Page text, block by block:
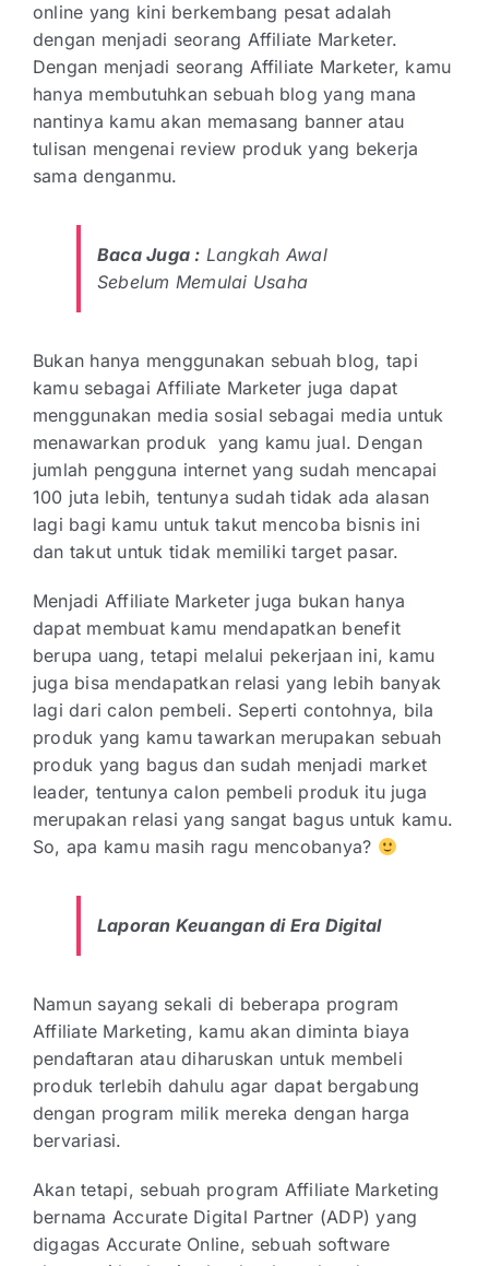
online yang kini berkembang pesat adalah
dengan menjadi seorang Affiliate Marketer.
Dengan menjadi seorang Affiliate Marketer, kamu
hanya membutuhkan sebuah blog yang mana
nantinya kamu akan memasang banner atau
tulisan mengenai review produk yang bekerja
sama denganmu.
Baca Juga : Langkah Awal
Sebelum Memulai Usaha
Bukan hanya menggunakan sebuah blog, tapi
kamu sebagai Affiliate Marketer juga dapat
menggunakan media sosial sebagai media untuk
menawarkan produk yang kamu jual. Dengan
jumlah pengguna internet yang sudah mencapai
100 juta lebih, tentunya sudah tidak ada alasan
lagi bagi kamu untuk takut mencoba bisnis ini
dan takut untuk tidak memiliki target pasar.
Menjadi Affiliate Marketer juga bukan hanya
dapat membuat kamu mendapatkan benefit
berupa uang, tetapi melalui pekerjaan ini, kamu
juga bisa mendapatkan relasi yang lebih banyak
lagi dari calon pembeli. Seperti contohnya, bila
produk yang kamu tawarkan merupakan sebuah
produk yang bagus dan sudah menjadi market
leader, tentunya calon pembeli produk itu juga
merupakan relasi yang sangat bagus untuk kamu.
So, apa kamu masih ragu mencobanya?
Laporan Keuangan di Era Digital
Namun sayang sekali di beberapa program
Affiliate Marketing, kamu akan diminta biaya
pendaftaran atau diharuskan untuk membeli
produk terlebih dahulu agar dapat bergabung
dengan program milik mereka dengan harga
bervariasi.
Akan tetapi, sebuah program Affiliate Marketing
bernama Accurate Digital Partner (ADP) yang
digagas Accurate Online, sebuah software